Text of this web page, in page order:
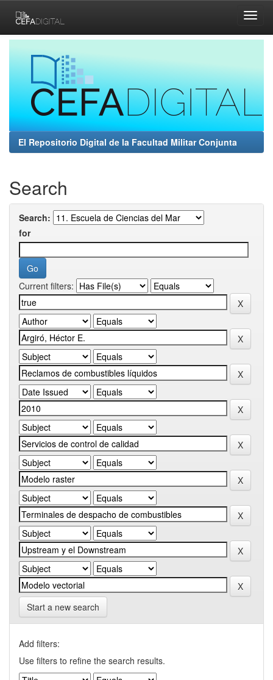
navigation
El Repositorio Digital de la Facultad Militar Conjunta
Search
Search:
for
Current filters:
Start a new search
Add filters:
Use filters to refine the search results.